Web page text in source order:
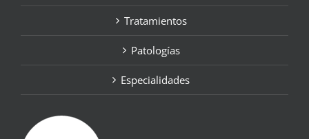
Tratamientos
Patologías
Especialidades